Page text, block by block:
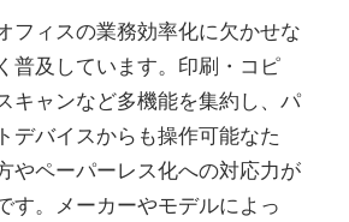
フィスの業務効率化に欠かせな
普及しています。印刷・コピ
キャンなど多機能を集約し、パ
デバイスからも操作可能なた
やペーパーレス化への対応力が
す。メーカーやモデルによっ